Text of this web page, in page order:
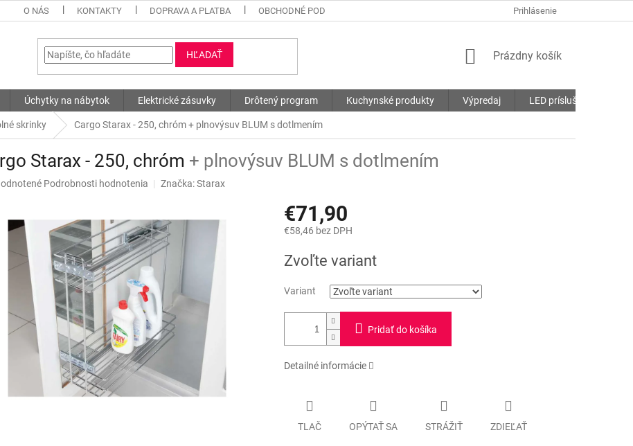
O NÁS KONTAKTY DOPRAVA A PLATBA OBCHODNÉ PODMIENKY SÚBORY COOKIES
Prihlásenie
HĽADAŤ
NÁKUPNÝ
Prázdny košík
Úchytky na nábytok Elektrické zásuvky Drôtený program Kuchynské produkty Výpredaj LED príslušenstvo
skrinky Cargo Starax - 250, chróm+ plnovýsuv BLUM s dotlmením
Starax - 250, chróm + plnovýsuv BLUM s dotlmením
Podrobnosti hodnotenia Značka:Starax
€71,90
€58,46 bez DPH
cena:
Zvoľte variant
Variant
Pridať do košíka
Detailné informácie
TLAČ OPÝTAŤ SA STRÁŽIŤ ZDIEĽAŤ